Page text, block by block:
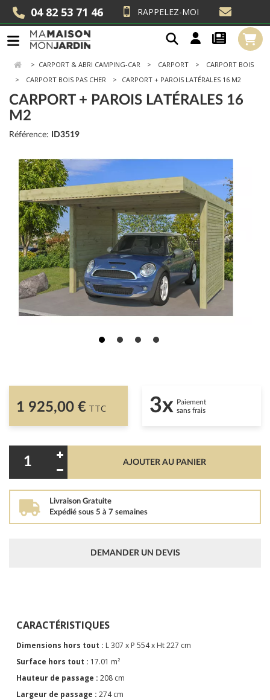
04 82 53 71 46 RAPPELEZ-MOI
> CARPORT & ABRI CAMPING-CAR CARPORT
CARPORT BOIS
CARPORT BOIS PAS CHER
CARPORT + PAROIS LATÉRALES 16 M2
CARPORT + PAROIS LATÉRALES 16
M2
Référence: ID3519
1 925,00 € TTC 3x Paiement
sans frais
AJOUTER AU PANIER
Livraison Gratuite
Expédié sous 5 à 7 semaines
DEMANDER UN DEVIS
CARACTÉRISTIQUES
Dimensions hors tout : L 307 x P 554 x Ht 227 cm
Surface hors tout : 17.01 m²
Hauteur de passage : 208 cm
Largeur de passage : 274 cm